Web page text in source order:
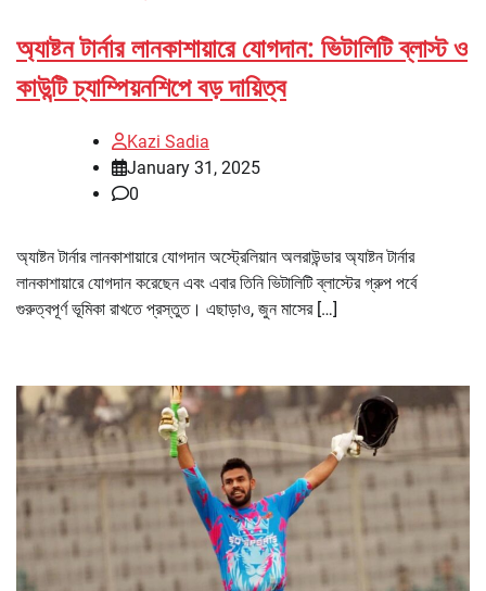
অ্যাষ্টন টার্নার লানকাশায়ারে যোগদান: ভিটালিটি ব্লাস্ট ও
কাউন্টি চ্যাম্পিয়নশিপে বড় দায়িত্ব
Kazi Sadia
January 31, 2025
0
অ্যাষ্টন টার্নার লানকাশায়ারে যোগদান অস্ট্রেলিয়ান অলরাউন্ডার অ্যাষ্টন টার্নার
লানকাশায়ারে যোগদান করেছেন এবং এবার তিনি ভিটালিটি ব্লাস্টের গ্রুপ পর্বে
গুরুত্বপূর্ণ ভূমিকা রাখতে প্রস্তুত। এছাড়াও, জুন মাসের […]